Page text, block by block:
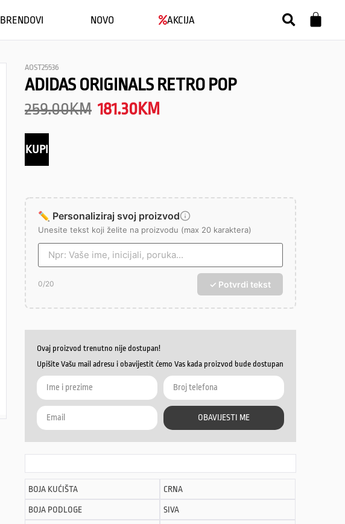
BRENDOVI NOVO AKCIJA
AOST25536
ADIDAS ORIGINALS RETRO POP
259.00KM 181.30KM
KUPI
✏️ Personaliziraj svoj proizvod
Unesite tekst koji želite na proizvodu (max 20 karaktera)
0/20 ✓ Potvrdi tekst
Ovaj proizvod trenutno nije dostupan!
Upišite Vašu mail adresu i obavijestit ćemo Vas kada proizvod bude dostupan
OBAVIJESTI ME
BOJA KUĆIŠTA CRNA
BOJA PODLOGE SIVA